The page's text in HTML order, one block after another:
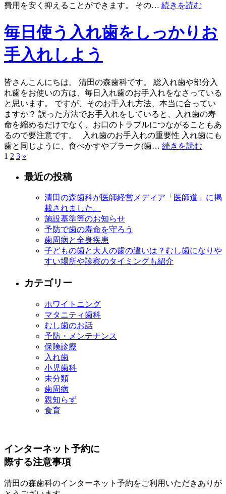
費用を安く抑えることができます。 その… 続きを読む
毎日使う入れ歯をしっかりお
手入れしよう
皆さんこんにちは。 清田の森歯科です。 総入れ歯や部分入
れ歯をお使いの方は、毎日入れ歯のお手入れをなさっている
と思います。 ですが、そのお手入れ方法、本当に合ってい
ますか？ 誤った方法でお手入れをしていると、入れ歯の寿
命を縮めるだけでなく、お口のトラブルにつながることもあ
るので要注意です。 入れ歯のお手入れの重要性 入れ歯にも
歯と同じように、食べかすやプラーク(歯… 続きを読む
1 2 3 »
最近の投稿
清田の森歯科が医師経営メディア「医師道」に掲
載されました。
施設基準等のお知らせ
予防で歯の寿命を守ろう
歯周病と全身疾患
子どもの歯と大人の歯の違いは？むし歯になりや
すい場所や診察のタイミングも紹介
カテゴリー
ホワイトニング
マタニティ歯科
むし歯のお話
予防・メンテナンス
保険診療
入れ歯
小児歯科
未分類
歯周病
親知らず
食育
インターネット予約に
際する注意事項
清田の森歯科のインターネット予約をご利用いただきありが